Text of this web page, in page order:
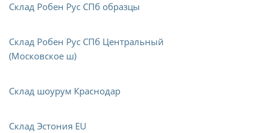
Склад Робен Рус СПб образцы
Склад Робен Рус СПб Центральный
(Московское ш)
Склад шоурум Краснодар
Склад Эстония EU